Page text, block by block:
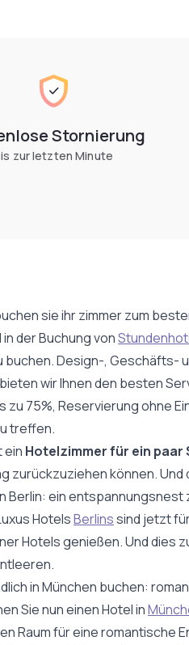
Stornierung
zur letzten Minute
sie ihr zimmer zum
der Buchung von
buchen. Design-, Geschäfts-
wir Ihnen den besten
zu 75%, Reservierung ohne
treffen.
ein Hotelzimmer für ein paar
zurückzuziehen können.
Berlin: ein entspannungsnest
HotelsBerlinssind jetzt
Hotels genießen. Und dies
in München buchen:
Sie nun einen Hotel in
Raum für eine romantische